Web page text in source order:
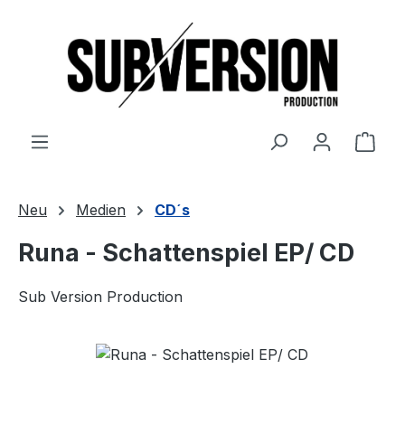
Neu Medien CD´s
Runa - Schattenspiel EP/ CD
Sub Version Production
Bildergalerie überspringen